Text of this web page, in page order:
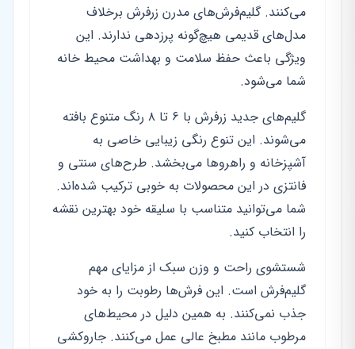
می‌کنند. گلیم‌فرش‌های مدرن زرفرش برخلاف
مدل‌های قدیمی هیچ‌گونه پرزدهی ندارند. این
ویژگی باعث حفظ سلامت و بهداشت محیط خانه
شما می‌شود.
گلیم‌های جدید زرفرش با ۶ تا ۸ رنگ متنوع بافته
می‌شوند. این تنوع رنگی زیبایی خاصی به
آشپزخانه و راهروها می‌بخشد. طرح‌های سنتی و
فانتزی در این محصولات به خوبی ترکیب شده‌اند.
شما می‌توانید متناسب با سلیقه خود بهترین نقشه
را انتخاب کنید.
شستشوی راحت و وزن سبک از مزایای مهم
گلیم‌فرش است. این فرش‌ها رطوبت را به خود
جذب نمی‌کنند. به همین دلیل در محیط‌های
مرطوب مانند مطبخ عالی عمل می‌کنند. جاروکشی